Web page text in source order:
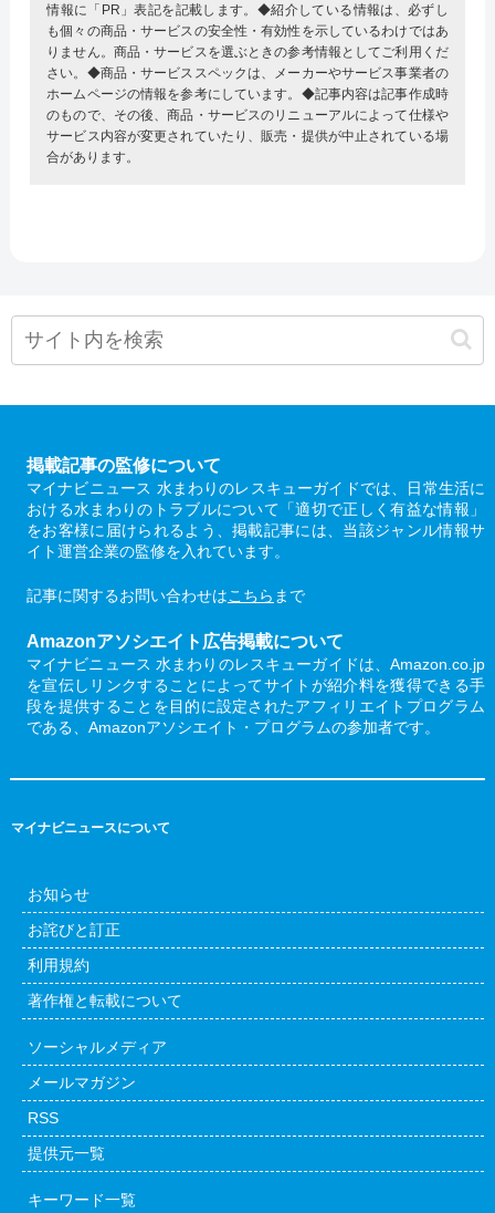
情報に「PR」表記を記載します。◆紹介している情報は、必ずし
も個々の商品・サービスの安全性・有効性を示しているわけではあ
りません。商品・サービスを選ぶときの参考情報としてご利用くだ
さい。◆商品・サービススペックは、メーカーやサービス事業者の
ホームページの情報を参考にしています。◆記事内容は記事作成時
のもので、その後、商品・サービスのリニューアルによって仕様や
サービス内容が変更されていたり、販売・提供が中止されている場
合があります。
掲載記事の監修について
マイナビニュース 水まわりのレスキューガイドでは、日常生活に
おける水まわりのトラブルについて「適切で正しく有益な情報」
をお客様に届けられるよう、掲載記事には、当該ジャンル情報サ
イト運営企業の監修を入れています。
記事に関するお問い合わせはこちら まで
Amazonアソシエイト広告掲載について
マイナビニュース 水まわりのレスキューガイドは、Amazon.co.jp
を宣伝しリンクすることによってサイトが紹介料を獲得できる手
段を提供することを目的に設定されたアフィリエイトプログラム
である、Amazonアソシエイト・プログラムの参加者です。
マイナビニュースについて
お知らせ
お詫びと訂正
利用規約
著作権と転載について
ソーシャルメディア
メールマガジン
RSS
提供元一覧
キーワード一覧